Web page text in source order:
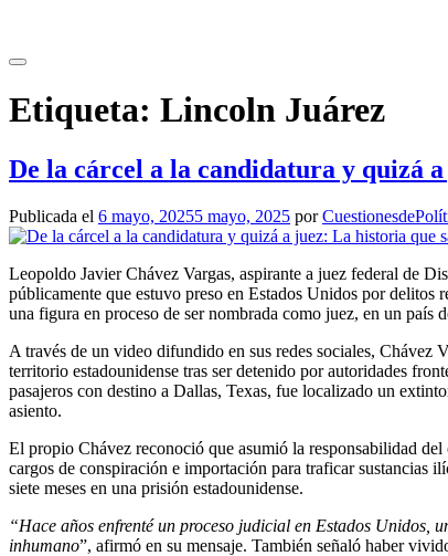
contenido
Etiqueta: Lincoln Juárez
De la cárcel a la candidatura y quizá
Publicada el 6 mayo, 20255 mayo, 2025 por
Leopoldo Javier Chávez Vargas, aspirante a juez federal de
públicamente que estuvo preso en Estados Unidos por delitos
una figura en proceso de ser nombrada como juez, en un
A través de un video difundido en sus redes sociales, Chávez
territorio estadounidense tras ser detenido por autoridades
pasajeros con destino a Dallas, Texas, fue localizado un
asiento.
El propio Chávez reconoció que asumió la responsabilidad
cargos de conspiración e importación para traficar sustancias
siete meses en una prisión estadounidense.
“Hace años enfrenté un proceso judicial en Estados Unidos,
inhumano”, afirmó en su mensaje. También señaló haber